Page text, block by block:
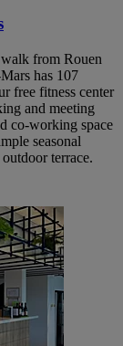
from Rouen
has 107
free fitness center
and meeting
co-working space
seasonal
terrace.